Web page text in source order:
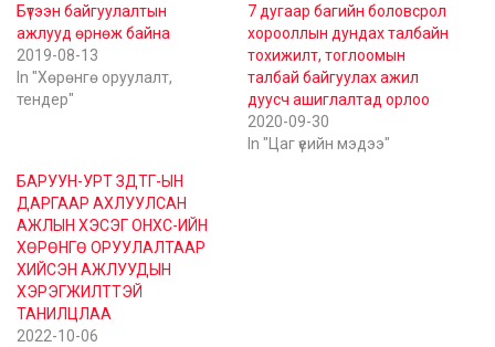
Бүтээн байгуулалтын
ажлууд өрнөж байна
2019-08-13
In "Хөрөнгө оруулалт,
тендер"
7 дугаар багийн боловсрол
хорооллын дундах талбайн
тохижилт, тоглоомын
талбай байгуулах ажил
дуусч ашиглалтад орлоо
2020-09-30
In "Цаг үеийн мэдээ"
БАРУУН-УРТ ЗДТГ-ЫН
ДАРГААР АХЛУУЛСАН
АЖЛЫН ХЭСЭГ ОНХС-ИЙН
ХӨРӨНГӨ ОРУУЛАЛТААР
ХИЙСЭН АЖЛУУДЫН
ХЭРЭГЖИЛТТЭЙ
ТАНИЛЦЛАА
2022-10-06